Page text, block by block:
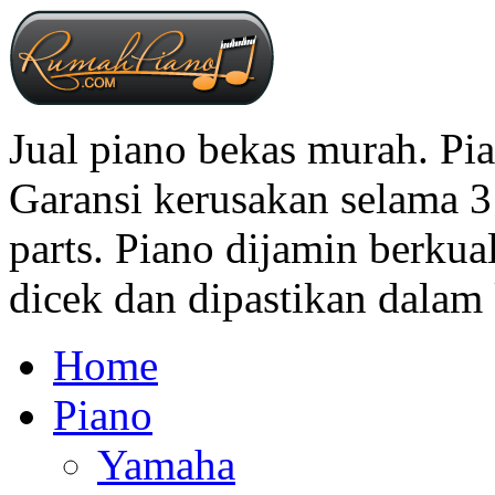
Jual piano bekas murah.
Garansi kerusakan selama
parts. Piano dijamin
dicek dan dipastikan
Home
Piano
Yamaha